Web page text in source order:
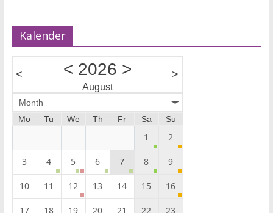
Kalender
< < 2026 >
August
>
Month
Mo
Tu We Th Fr Sa Su
1 2
3 4 5 6 7 8 9
10 11 12 13 14 15 16
17 18 19 20 21 22 23